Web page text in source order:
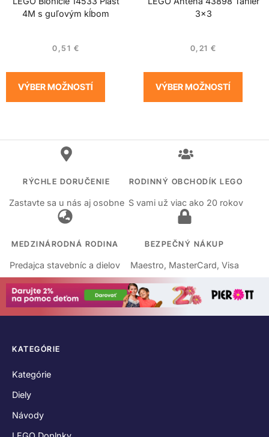
4M s guľovým kĺbom
0,51 €
VÝBER MOŽNOSTÍ
3×3
0,21 €
VÝBER MOŽNOSTÍ
RÝCHLE DORUČENIE
Zastavte sa u nás aj osobne
RODINNÝ OBCHODÍK LEGO
S vami už viac ako 20 rokov
MEDZINÁRODNÁ RODINA
Predajca stavebníc a dielov
BEZPEČNÝ NÁKUP
Maestro, MasterCard, Visa
KATEGÓRIE
Kategórie
Diely
Návody